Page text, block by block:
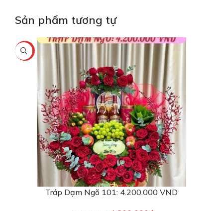
Sản phẩm tương tự
-11%
Tráp Dạm Ngõ 101: 4.200.000 VND